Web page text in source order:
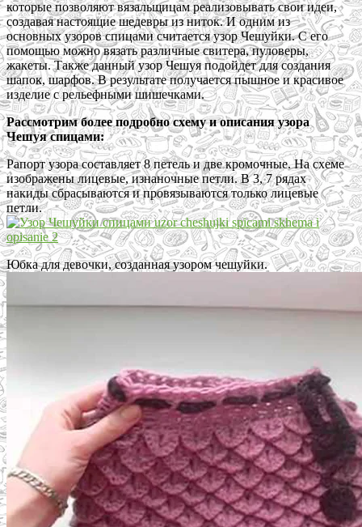
которые позволяют вязальщицам реализовывать свои идеи,
создавая настоящие шедевры из ниток. И одним из
основных узоров спицами считается узор Чешуйки. С его
помощью можно вязать различные свитера, пуловеры,
жакеты. Также данный узор Чешуя подойдет для создания
шапок, шарфов. В результате получается пышное и красивое
изделие с рельефными шишечками.
Рассмотрим более подробно схему и описания узора
Чешуя спицами:
Рапорт узора составляет 8 петель и две кромочные. На схеме
изображены лицевые, изнаночные петли. В 3, 7 рядах
накиды сбрасываются и провязываются только лицевые
петли.
Юбка для девочки, созданная узором чешуйки.